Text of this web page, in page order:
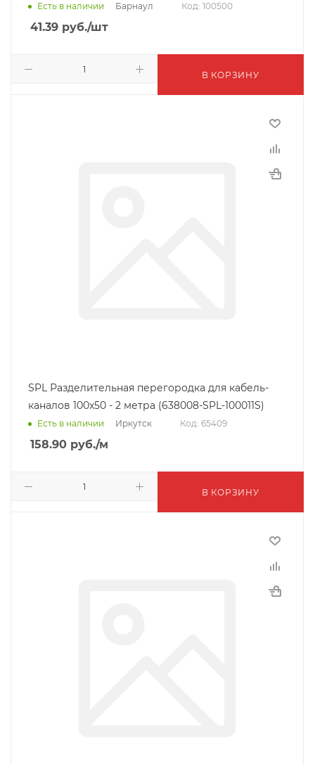
Есть в наличии Барнаул Код: 100500
41.39 руб./шт
В КОРЗИНУ
SPL Разделительная перегородка для кабель-
каналов 100x50 - 2 метра (638008-SPL-100011S)
Есть в наличии Иркутск Код: 65409
158.90 руб./м
В КОРЗИНУ